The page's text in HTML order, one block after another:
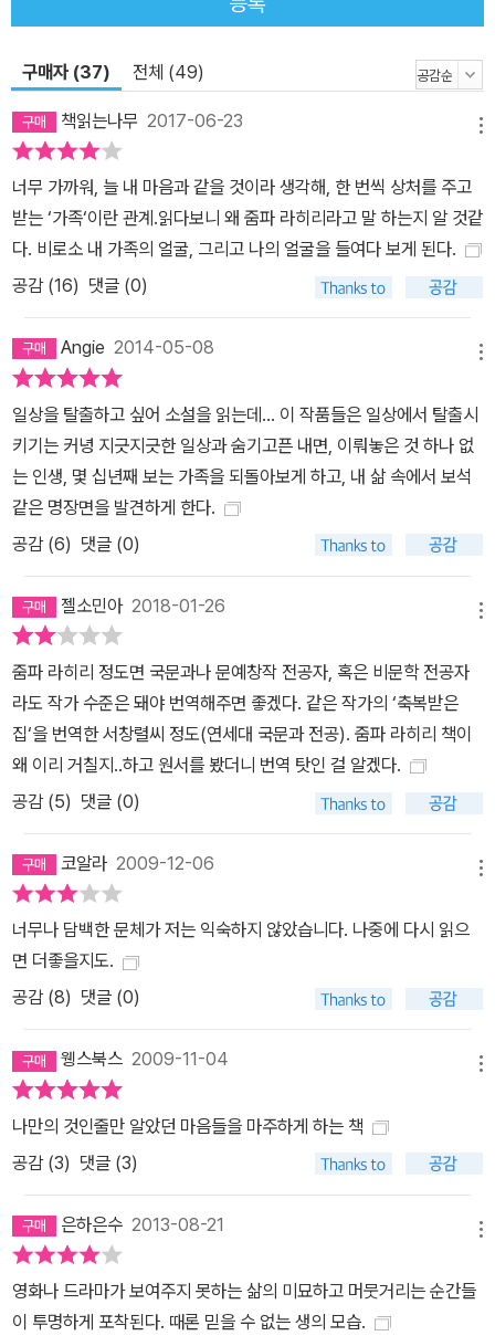
저릿하다. 「숙박시설의 선택」에서 주인공 남자는 옛 친구의 결혼식을
깊어가면서 계획은 결혼 생활의 어두운 이면으로 점철된다. 「아무도
모르는 일」에서는 파룩과 생, 폴이라는 세 남녀의 기묘한 관계를 통해
연애에 잇따르는 감정―신뢰와 거짓, 자존감과 집착 등―을 묘사한
야기로 이어진다. 이 연작 소설에서는, 어느 겨울 매사추세츠에서 우
연히 함께 살게 된 소년과 소녀의 삶을 만난다. 그들은 아픔으로 가득
했던 순수의 시절을 벗어나, 오랜 세월이 흐른 후 로마에서 운명적으
로 조우하지만 결국 삶을 함께하지는 못한다. 그 어긋남으로 이어질
닿아 있다. 줌파 라히리의 작품들은 ‘삶이 주는 크고 작은 상실을 뿌리
를 옮겨 사는 사람들의 삶 속에 대입해보는 작업’(「옮긴이의 말」에서)
이다. 어찌 보면 누구에게나 익숙한 엇갈림을 묘사하는 평범한 이야
기일 뿐인데도 ‘이민자들의 삶’이라는 돋보기를 겹쳐 대었기에 하나
같이 낯선 풍경처럼 느껴진다. 하지만 그 풍경은 놀라우리만치 우리
네 삶과 비슷해서, 독자들은 또한 지나간 관계를 복기하며 고통을 헤
아리게 된다. 탁월한 관찰자의 시선 불가능한 소통이 극에 달한 순간,
진정한 소통의 가능성을 말하다 택시는 떠났고 그녀는 택시가 떠난
잿빛 아침 햇살 속을 멍하니 바라봤다. 어느새 자신이 더 이상 울고 있
지 않다는 걸 깨달았고 갑자기 정신이 맑아졌다. (…) 그녀는 더 이상
자기를 신뢰하지 않을 남편과 이제 막 울기 시작한 아이와 그날 아침
쪼개져 열려버린 새로운 가족을 생각했다. 다른 가족들과 다르지 않
게, 똑같이 두려운 일들이 기다리고 있는. -211～212쪽에서 작가는
어느 인터뷰에서 말하길, 자기는 어렸을 때부터 무슨 일이 일어나도
관찰하는 거리를 두고 있다고, 그래서 삶을 살고 있는 것 같지 않다고
역설적이게도 그녀의 상처 덕분에 독자들은 지독히 현실적인 이야기
를 경험하게 되었다. 그 현실은 오해, 미움, 분노의 끝에 결국 단절로
향하는 관계일 것이다. 그녀는 이 여덟 편의 이야기에서 결코 손쉬운
화해를 그리지 않는다. 그럼에도 관찰을 멈추지 않는 것은 소설가 김
연수의 표현처럼 “그 이방인 같은 모습이야말로 가족을 이해하는 첫
걸음”이기 때문이 아닐까. 『그저 좋은 사람』에서 작가는 그 불가능한
하다. *편집자 노트 이 책의 번역은 줌파 라히리의 첫 장편 소설 『이
름 뒤에 숨은 사랑』을 번역한 박상미 씨가 맡았습니다. 번역자는 『그
저 좋은 사람』을 번역하는 동안 종종 이 책에 관한 내용을 자신의 블
로그(http://tasteofny.egloos.com)에 올리곤 했습니다. 그 내용
이 작품을 이해하는 데 도움이 되기에 아래 글 일부를 공개하고 주소
를 링크합니다. 많은 관심 부탁드립니다. <그저 좋은 사람> / 2009.
7. 2.(http://tasteofny.egloos.com/2385824) 지금 번역하는
줌파 라히리의 단편 모음집 속엔 「Only Goodness」란 제목의 작품
이 있다. 그동안 이걸 어찌 번역할까 고민하다가 이 문구가 쓰인 문맥
구매자 (37) 전체 (49)
책읽는나무 2017-06-23
너무 가까워, 늘 내 마음과 같을 것이라 생각해, 한 번씩 상처를 주고
받는 ‘가족‘이란 관계.읽다보니 왜 줌파 라히리라고 말 하는지 알 것같
다. 비로소 내 가족의 얼굴, 그리고 나의 얼굴을 들여다 보게 된다.
공감 (16) 댓글 (0)
Angie 2014-05-08
일상을 탈출하고 싶어 소설을 읽는데... 이 작품들은 일상에서 탈출시
키기는 커녕 지긋지긋한 일상과 숨기고픈 내면, 이뤄놓은 것 하나 없
는 인생, 몇 십년째 보는 가족을 되돌아보게 하고, 내 삶 속에서 보석
같은 명장면을 발견하게 한다.
공감 (6) 댓글 (0)
젤소민아2018-01-26
줌파 라히리 정도면 국문과나 문예창작 전공자, 혹은 비문학 전공자
라도 작가 수준은 돼야 번역해주면 좋겠다. 같은 작가의 ‘축복받은
집‘을 번역한 서창렬씨 정도(연세대 국문과 전공). 줌파 라히리 책이
왜 이리 거칠지..하고 원서를 봤더니 번역 탓인 걸 알겠다.
공감 (5) 댓글 (0)
코알라 2009-12-06
너무나 담백한 문체가 저는 익숙하지 않았습니다. 나중에 다시 읽으
면 더좋을지도.
공감 (8) 댓글 (0)
웽스북스 2009-11-04
나만의 것인줄만 알았던 마음들을 마주하게 하는 책
공감 (3) 댓글 (3)
은하은수 2013-08-21
영화나 드라마가 보여주지 못하는 삶의 미묘하고 머뭇거리는 순간들
이 투명하게 포착된다. 때론 믿을 수 없는 생의 모습.